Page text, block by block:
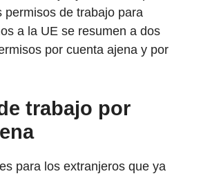
permisos de trabajo para
a la UE se resumen a dos
por cuenta ajena y por
trabajo por
para los extranjeros que ya